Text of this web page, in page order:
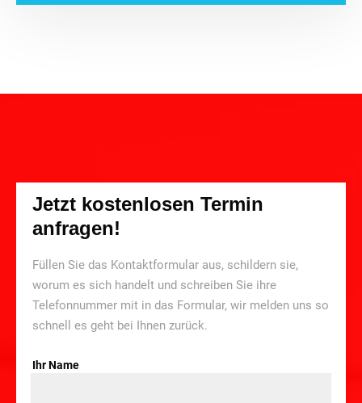
Jetzt kostenlosen Termin
anfragen!
Füllen Sie das Kontaktformular aus, schildern sie,
worum es sich handelt und schreiben Sie ihre
Telefonnummer mit in das Formular, wir melden uns so
schnell es geht bei Ihnen zurück.
Ihr Name